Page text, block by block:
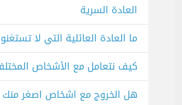
العادة السرية
ما العادة العائلية التي لا
كيف نتعامل مع الأشخاص
هل الخروج مع اشخاص اصغر